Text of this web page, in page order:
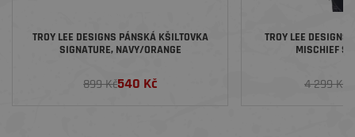
TROY LEE DESIGNS PÁNSKÁ KŠILTOVKA
SIGNATURE, NAVY/ORANGE
899 Kč540 Kč
TROY LEE DESIGNS
MISCHIEF
4 299 Kč